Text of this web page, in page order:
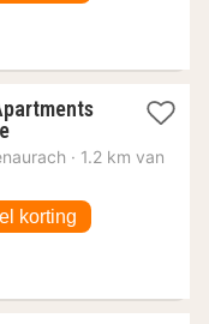
1
nacht
€
· 1.2 km van
korting